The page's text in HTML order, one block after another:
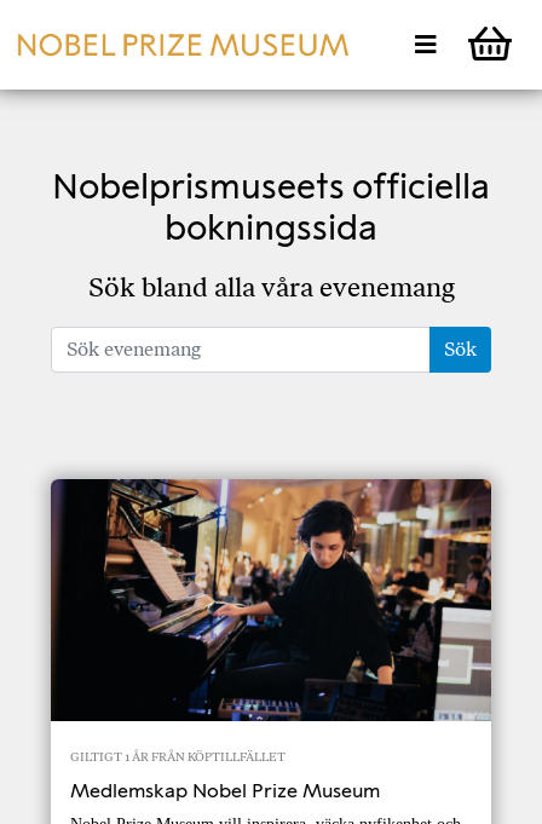
Nobelprismuseets officiella
bokningssida
Sök bland alla våra evenemang
Sök
GILTIGT 1 ÅR FRÅN KÖPTILLFÄLLET
Medlemskap Nobel Prize Museum